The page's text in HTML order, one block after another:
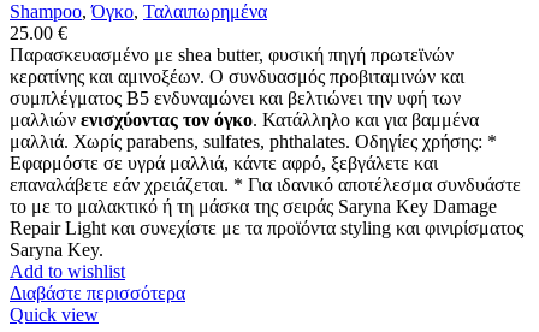
Shampoo,Όγκο, Ταλαιπωρημένα
25.00 €
Παρασκευασμένο με shea butter, φυσική πηγή πρωτεϊνών
κερατίνης και αμινοξέων. Ο συνδυασμός προβιταμινών και
συμπλέγματος Β5 ενδυναμώνει και βελτιώνει την υφή των
μαλλιών ενισχύοντας τον όγκο. Κατάλληλο και για βαμμένα
μαλλιά. Χωρίς parabens, sulfates, phthalates. Οδηγίες χρήσης: *
Εφαρμόστε σε υγρά μαλλιά, κάντε αφρό, ξεβγάλετε και
επαναλάβετε εάν χρειάζεται. * Για ιδανικό αποτέλεσμα συνδυάστε
το με το μαλακτικό ή τη μάσκα της σειράς Saryna Key Damage
Repair Light και συνεχίστε με τα προϊόντα styling και φινιρίσματος
Saryna Key.
Add to wishlist
Διαβάστε περισσότερα
Quick view